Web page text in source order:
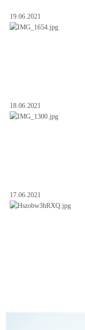
19.06.2021
18.06.2021
17.06.2021